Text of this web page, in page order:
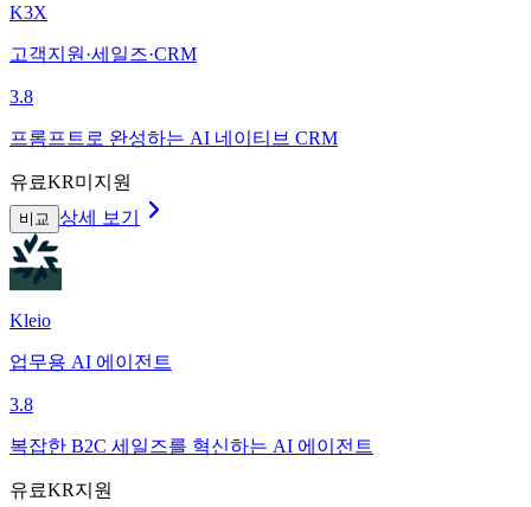
K3X
고객지원·세일즈·CRM
3.8
프롬프트로 완성하는 AI 네이티브 CRM
유료KR미지원
비교 상세 보기
Kleio
업무용 AI 에이전트
3.8
복잡한 B2C 세일즈를 혁신하는 AI 에이전트
유료KR지원